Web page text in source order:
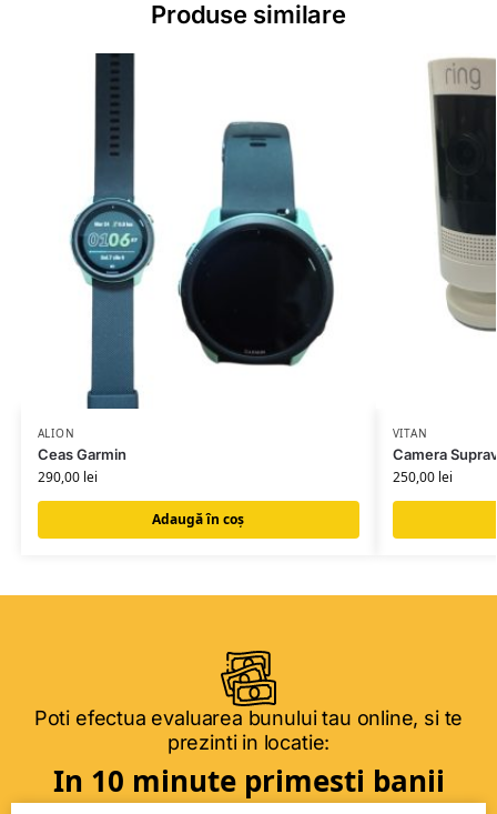
Produse similare
ALION
Ceas Garmin
290,00 lei
Adaugă în coș
VITAN
Camera
250,00 lei
Poti efectua evaluarea bunului tau online, si te
prezinti in locatie:
In 10 minute primesti banii